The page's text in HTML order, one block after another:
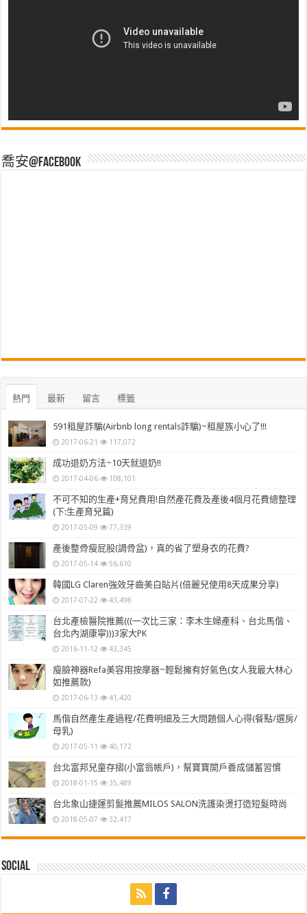
喬安@Facebook
熱門 最新 留言 標籤
591租屋詐騙(Airbnb long rentals詐騙)~租屋族小心了!!!
2017-06-21 117,072
成功退奶方法~10天就退奶!!
2017-04-06 108,101
不可不知的生產+育兒費用!自然產花費及產後4個月花費總整理
(下:生產育兒篇)
2017-05-09 77,339
產後整骨瘦屁股(調骨盆)，真的省了塑身衣的花費?
2017-05-14 56,610
韓國LG Claren強效牙齒美白貼片(倍麗兒使用8天成果分享)
2017-07-22 43,498
台北產檢醫院推薦(((一次比三家：李木生婦產科、台北馬偕、
台北內湖康寧)))3家大PK
2016-11-12 43,345
瘦臉神器Refa美容用按摩器~輕鬆擁有好氣色(女人我最大林心
如推薦款)
2017-06-13 41,420
馬偕自然產生產過程/花費明細及三大問題個人心得(餐點/選房/
母乳)
2017-05-11 40,172
台北富邦兒童存摺(小富翁帳戶)，幫寶寶開戶養成儲蓄習慣
2018-01-15 35,489
台北象山捷運剪髮推薦MILOS SALON洗護染燙打造短髮時尚
2018-05-07 32,417
Social